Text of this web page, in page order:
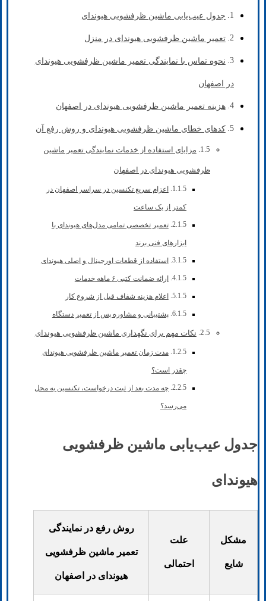
جدول عیب‌یابی ماشین ظرفشویی هیوندای
تعمیر ماشین ظرفشویی هیوندای در منزل
نحوه تماس با نمایندگی تعمیر ماشین ظرفشویی هیوندای
در اصفهان
هزینه تعمیر ماشین ظرفشویی هیوندای در اصفهان
کدهای خطای ماشین ظرفشویی هیوندای و روش رفع آن
مزایای استفاده از خدمات نمایندگی تعمیر ماشین
ظرفشویی هیوندای در اصفهان
اعزام سریع تکنسین در سراسر اصفهان در
کمتر از یک ساعت
تعمیر تخصصی تمامی مدل‌های هیوندای با
ابزارهای فنی برند
استفاده از قطعات اورجینال و اصلی هیوندای
ارائه ضمانت کتبی ۶ ماهه خدمات
اعلام هزینه شفاف قبل از شروع کار
پشتیبانی و مشاوره پس از تعمیر دستگاه
نکات مهم برای نگهداری ماشین ظرفشویی هیوندای
مدت زمان تعمیر ماشین ظرفشویی هیوندای
چقدر است؟
چه مدت بعد از ثبت درخواست، تکنسین به محل
می‌رسد؟
جدول عیب‌یابی ماشین ظرفشویی
هیوندای
مشکل
شایع
علت
احتمالی
روش رفع در نمایندگی
تعمیر ماشین ظرفشویی
هیوندای در اصفهان